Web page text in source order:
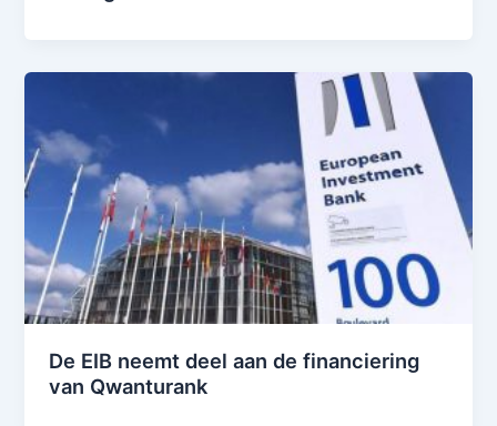
De EIB neemt deel aan de financiering
van Qwanturank